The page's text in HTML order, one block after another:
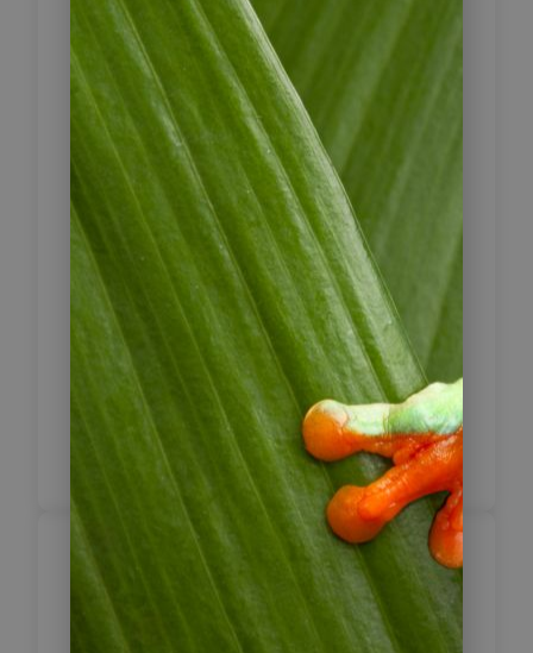
Heute Vormittag werden Sie eine
Schule besuchen (Montag bis
Freitag) und Einblicke in das
Schulwesen Panamas erhalten.
Anschließend unternehmen Sie mit
Ihrer deutschsprachigen Reiseleitung
eine entspannte Fahrradtour zum
Playa Bluff. Unterwegs passieren Sie
diverse Strände und können die
Surfer beim Wellenreiten
beobachten. Erfrischen Sie sich
unterwegs mit einem Cocktail an
einer Strandbar, bevor es später per
Rad wieder zurück zum Hotel geht.
Bocas del Toro –
Panama City